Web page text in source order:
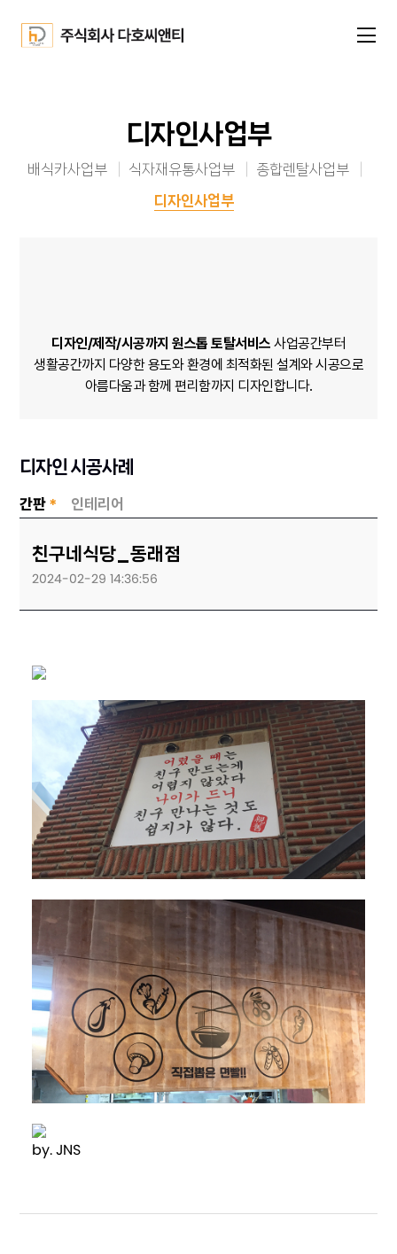
디자인사업부
배식카사업부 식자재유통사업부
종합렌탈사업부
디자인사업부
디자인/제작/시공까지 원스톱 토탈서비스 사업공간부터
생활공간까지 다양한 용도와 환경에 최적화된 설계와 시공으로
아름다움과 함께 편리함까지 디자인합니다.
친구네식당_동래점
2024-02-29 14:36:56
by. JNS
디자인 시공사례
간판 * 인테리어